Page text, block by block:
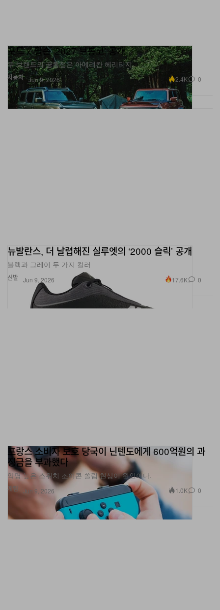
자동차
포드 x 필슨 ‘2027 브롱코’ 공개
두 브랜드의 공통점은 아메리칸 헤리티지.
Jun 9, 2026 2.4K 0
신발
뉴발란스, 더 날렵해진 실루엣의 ‘2000 슬릭’ 공개
블랙과 그레이 두 가지 컬러
Jun 9, 2026 17.6K 0
게임
프랑스 소비자 보호 당국이 닌텐도에게 600억원의 과
징금을 부과했다
악명 높은 스위치 조이콘 쏠림 현상이 원인이다.
Jun 9, 2026 1.0K 0